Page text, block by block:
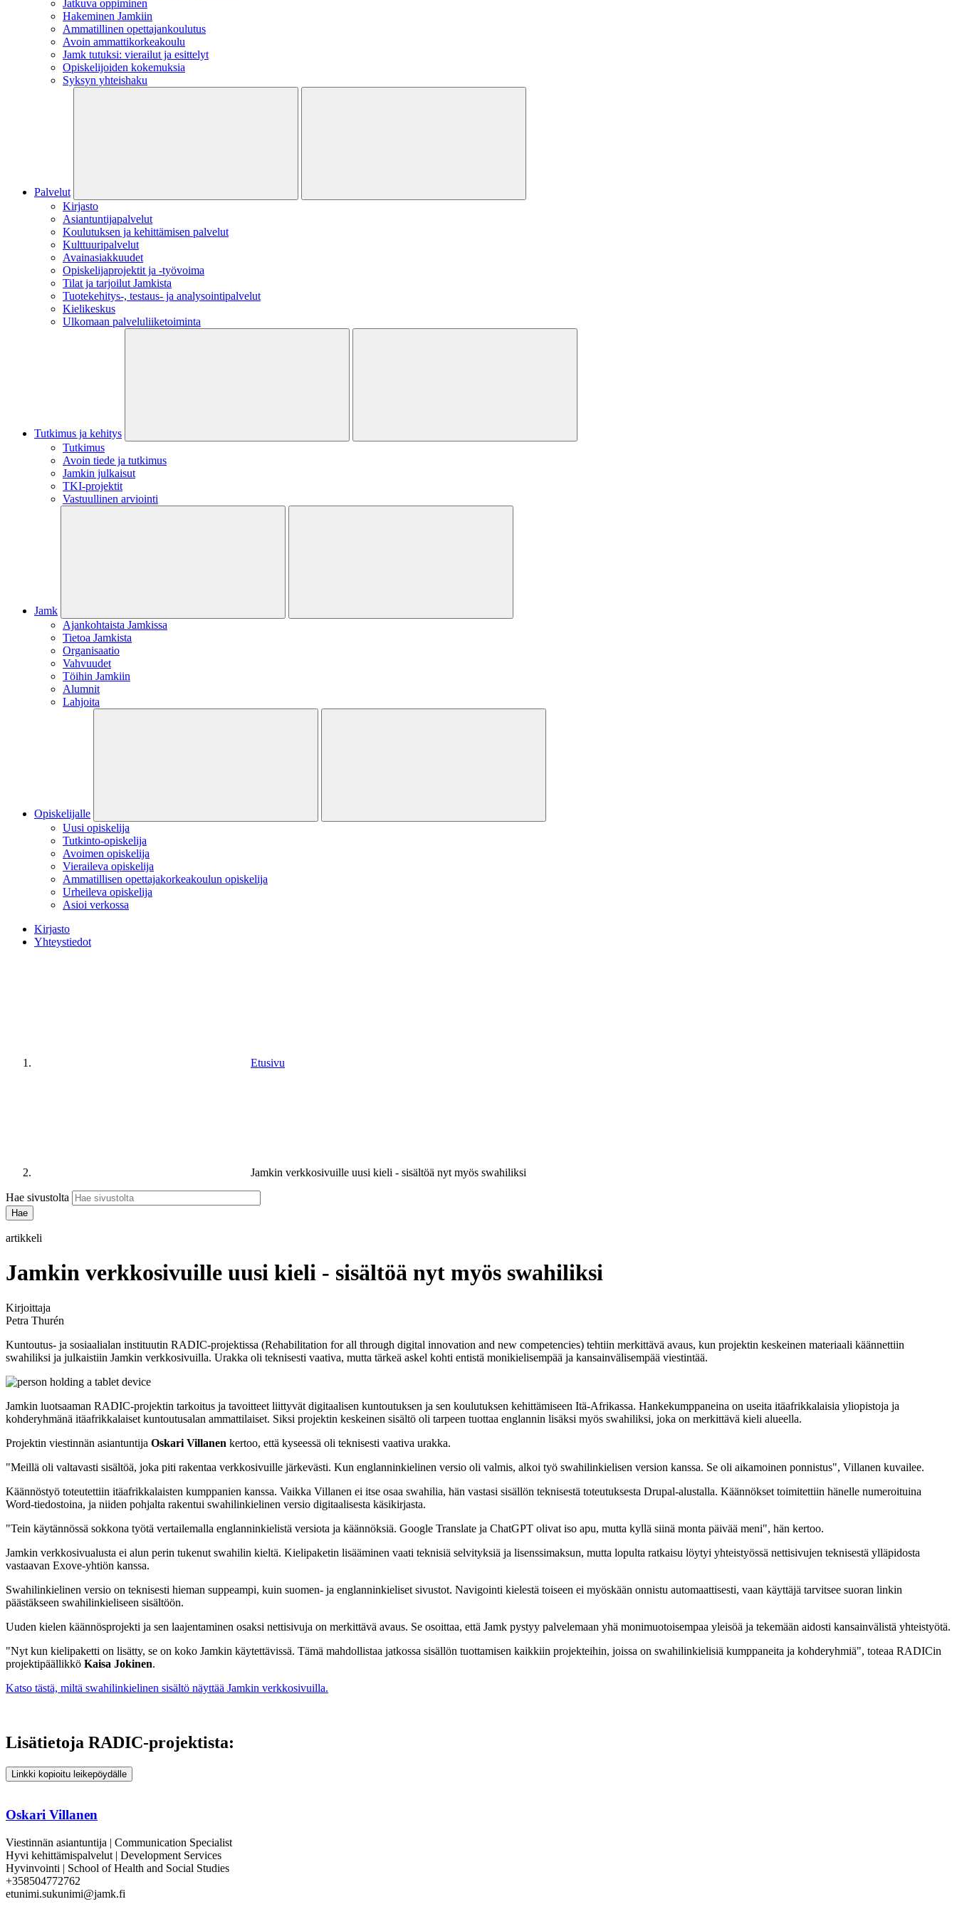
Jatkuva oppiminen
Hakeminen Jamkiin
Ammatillinen opettajankoulutus
Avoin ammattikorkeakoulu
Jamk tutuksi: vierailut ja esittelyt
Opiskelijoiden kokemuksia
Syksyn yhteishaku
Palvelut
Kirjasto
Asiantuntijapalvelut
Koulutuksen ja kehittämisen palvelut
Kulttuuripalvelut
Avainasiakkuudet
Opiskelijaprojektit​ ja -työvoima
Tilat ja tarjoilut Jamkista
Tuotekehitys-, testaus- ja analysointipalvelut
Kielikeskus
Ulkomaan palveluliiketoiminta
Tutkimus ja kehitys
Tutkimus
Avoin tiede ja tutkimus
Jamkin julkaisut
TKI-projektit
Vastuullinen arviointi
Jamk
Ajankohtaista Jamkissa
Tietoa Jamkista
Organisaatio
Vahvuudet
Töihin Jamkiin
Alumnit
Lahjoita
Opiskelijalle
Uusi opiskelija
Tutkinto-opiskelija
Avoimen opiskelija
Vieraileva opiskelija
Ammatillisen opettajakorkeakoulun opiskelija
Urheileva opiskelija
Asioi verkossa
Kirjasto
Yhteystiedot
Etusivu
Jamkin verkkosivuille uusi kieli - sisältöä nyt myös swahiliksi
Hae sivustolta
artikkeli
Jamkin verkkosivuille uusi kieli - sisältöä nyt myös swahiliksi
Kirjoittaja
Petra Thurén
Kuntoutus- ja sosiaalialan instituutin RADIC-projektissa (Rehabilitation for all through digital innovation and new competencies) tehtiin merkittävä avaus, kun projektin keskeinen materiaali käännettiin
swahiliksi ja julkaistiin Jamkin verkkosivuilla. Urakka oli teknisesti vaativa, mutta tärkeä askel kohti entistä monikielisempää ja kansainvälisempää viestintää.
Jamkin luotsaaman RADIC-projektin tarkoitus ja tavoitteet liittyvät digitaalisen kuntoutuksen ja sen koulutuksen kehittämiseen Itä-Afrikassa. Hankekumppaneina on useita itäafrikkalaisia yliopistoja ja
kohderyhmänä itäafrikkalaiset kuntoutusalan ammattilaiset. Siksi projektin keskeinen sisältö oli tarpeen tuottaa englannin lisäksi myös swahiliksi, joka on merkittävä kieli alueella.
Projektin viestinnän asiantuntija Oskari Villanen kertoo, että kyseessä oli teknisesti vaativa urakka.
"Meillä oli valtavasti sisältöä, joka piti rakentaa verkkosivuille järkevästi. Kun englanninkielinen versio oli valmis, alkoi työ swahilinkielisen version kanssa. Se oli aikamoinen ponnistus", Villanen kuvailee.
Käännöstyö toteutettiin itäafrikkalaisten kumppanien kanssa. Vaikka Villanen ei itse osaa swahilia, hän vastasi sisällön teknisestä toteutuksesta Drupal-alustalla. Käännökset toimitettiin hänelle numeroituina
Word-tiedostoina, ja niiden pohjalta rakentui swahilinkielinen versio digitaalisesta käsikirjasta.
"Tein käytännössä sokkona työtä vertailemalla englanninkielistä versiota ja käännöksiä. Google Translate ja ChatGPT olivat iso apu, mutta kyllä siinä monta päivää meni", hän kertoo.
Jamkin verkkosivualusta ei alun perin tukenut swahilin kieltä. Kielipaketin lisääminen vaati teknisiä selvityksiä ja lisenssimaksun, mutta lopulta ratkaisu löytyi yhteistyössä nettisivujen teknisestä ylläpidosta
vastaavan Exove-yhtiön kanssa.
Swahilinkielinen versio on teknisesti hieman suppeampi, kuin suomen- ja englanninkieliset sivustot. Navigointi kielestä toiseen ei myöskään onnistu automaattisesti, vaan käyttäjä tarvitsee suoran linkin
päästäkseen swahilinkieliseen sisältöön.
Uuden kielen käännösprojekti ja sen laajentaminen osaksi nettisivuja on merkittävä avaus. Se osoittaa, että Jamk pystyy palvelemaan yhä monimuotoisempaa yleisöä ja tekemään aidosti kansainvälistä yhteistyötä.
"Nyt kun kielipaketti on lisätty, se on koko Jamkin käytettävissä. Tämä mahdollistaa jatkossa sisällön tuottamisen kaikkiin projekteihin, joissa on swahilinkielisiä kumppaneita ja kohderyhmiä", toteaa RADICin
projektipäällikkö Kaisa Jokinen.
Katso tästä, miltä swahilinkielinen sisältö näyttää Jamkin verkkosivuilla.
Lisätietoja RADIC-projektista:
Linkki kopioitu leikepöydälle
Oskari Villanen
Viestinnän asiantuntija | Communication Specialist
Hyvi kehittämispalvelut | Development Services
Hyvinvointi | School of Health and Social Studies
+358504772762
etunimi.sukunimi@jamk.fi